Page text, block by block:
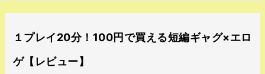
１プレイ20分！100円で買える短編ギャグ×エロ
ゲ【レビュー】
稿
ナ
ビ
ゲ